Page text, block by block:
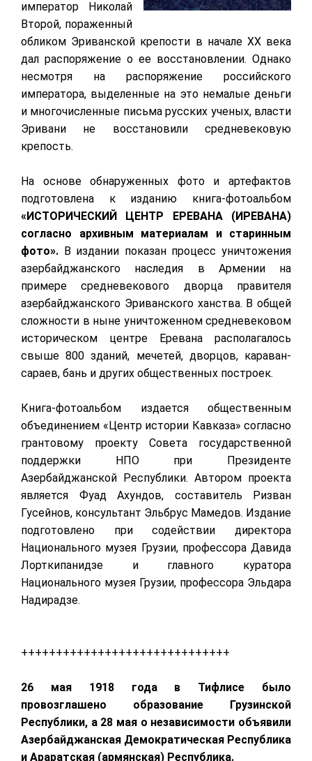
император Николай
Второй, пораженный
обликом Эриванской крепости в начале XXвека
дал распоряжение о ее восстановлении. Однако
несмотря на распоряжение российского
императора, выделенные на это немалые деньги
и многочисленные письма русских ученых, власти
Эривани не восстановили средневековую
крепость.
На основе обнаруженных фото и артефактов
подготовлена к изданию книга-фотоальбом
«ИСТОРИЧЕСКИЙ ЦЕНТР ЕРЕВАНА (ИРЕВАНА)
согласно архивным материалам и старинным
фото». В издании показан процесс уничтожения
азербайджанского наследия в Армении на
примере средневекового дворца правителя
азербайджанского Эриванского ханства. В общей
сложности в ныне уничтоженном средневековом
историческом центре Еревана располагалось
свыше 800 зданий, мечетей, дворцов, караван-
сараев, бань и других общественных построек.
Книга-фотоальбом издается общественным
объединением «Центр истории Кавказа» согласно
грантовому проекту Совета государственной
поддержки НПО при Президенте
Азербайджанской Республики. Автором проекта
является Фуад Ахундов, составитель Ризван
Гусейнов, консультант Эльбрус Мамедов. Издание
подготовлено при содействии директора
Национального музея Грузии, профессора Давида
Лорткипанидзе и главного куратора
Национального музея Грузии, профессора Эльдара
Надирадзе.
++++++++++++++++++++++++++++++
26 мая 1918 года в Тифлисе было
провозглашено образование Грузинской
Республики, а 28 мая о независимости объявили
Азербайджанская Демократическая Республика
и Араратская (армянская) Республика.